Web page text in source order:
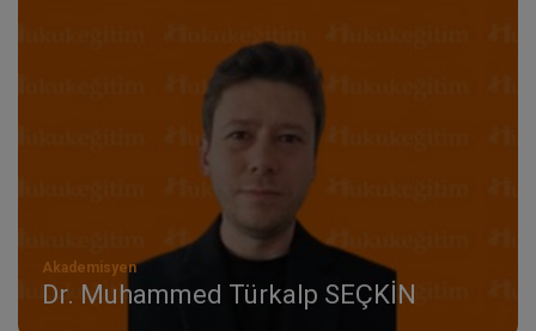
Akademisyen
Dr. Muhammed Türkalp SEÇKİN